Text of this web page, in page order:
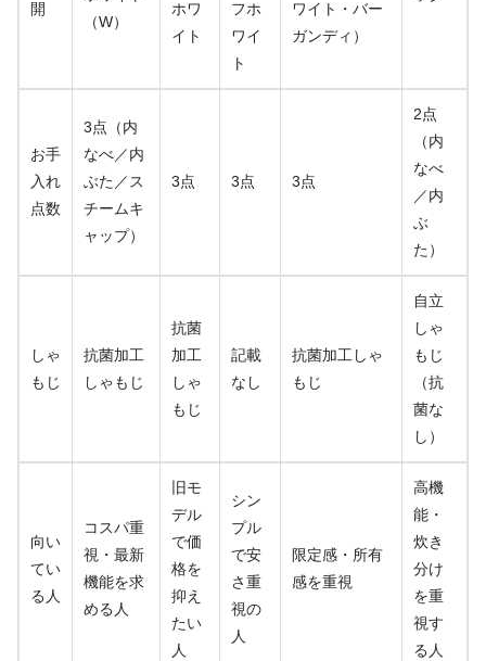
開
（W）
ホワ
イト
フホ
ワイ
ト
ワイト・バー
ガンディ）
お手
入れ
点数
3点（内
なべ／内
ぶた／ス
チームキ
ャップ）
3点 3点 3点
2点
（内
なべ
／内
ぶ
た）
しゃ
もじ
抗菌加工
しゃもじ
抗菌
加工
しゃ
もじ
記載
なし
抗菌加工しゃ
もじ
自立
しゃ
もじ
（抗
菌な
し）
向い
てい
る人
コスパ重
視・最新
機能を求
める人
旧モ
デル
で価
格を
抑え
たい
人
シン
プル
で安
さ重
視の
人
限定感・所有
感を重視
高機
能・
炊き
分け
を重
視す
る人